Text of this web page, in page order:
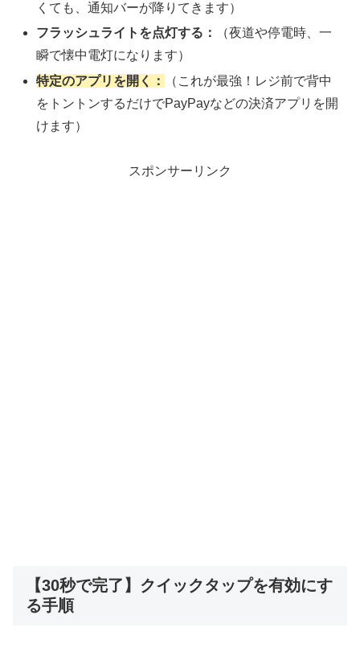
くても、通知バーが降りてきます）
フラッシュライトを点灯する：
（夜道や停電時、一
瞬で懐中電灯になります）
特定のアプリを開く：
（これが最強！レジ前で背中
をトントンするだけでPayPayなどの決済アプリを開
けます）
スポンサーリンク
【30秒で完了】クイックタップを有効にす
る手順